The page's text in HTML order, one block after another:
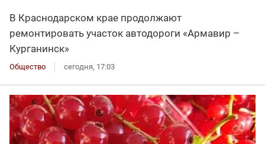
В Краснодарском крае продолжают
ремонтировать участок автодороги «Армавир –
Курганинск»
Общество сегодня, 17:03